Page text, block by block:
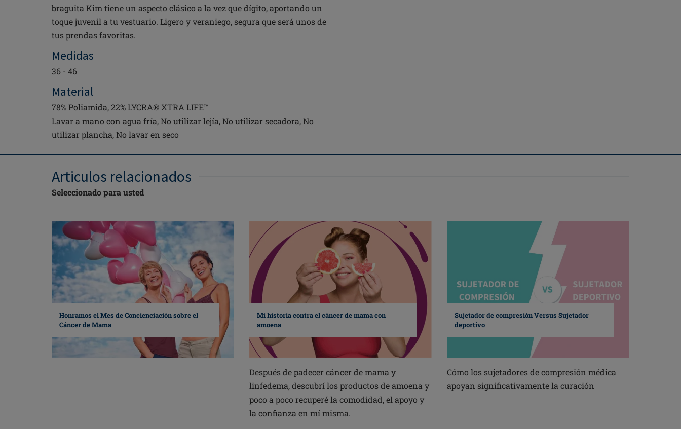
braguita Kim tiene un aspecto clásico a la vez que dígito, aportando un
toque juvenil a tu vestuario. Ligero y veraniego, segura que será unos de
tus prendas favoritas.
Medidas
36 - 46
Material
78% Poliamida, 22% LYCRA® XTRA LIFE™
Lavar a mano con agua fría, No utilizar lejía, No utilizar secadora, No
utilizar plancha, No lavar en seco
Articulos relacionados
Seleccionado para usted
Honramos el Mes de Concienciación sobre el
Cáncer de Mama
Mi historia contra el cáncer de mama con
amoena
Después de padecer cáncer de mama y
linfedema, descubrí los productos de amoena y
poco a poco recuperé la comodidad, el apoyo y
la confianza en mí misma.
Sujetador de compresión Versus Sujetador
deportivo
Cómo los sujetadores de compresión médica
apoyan significativamente la curación